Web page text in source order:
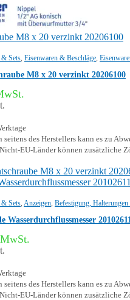
& Sets Eisenwaren & Beschläge
M8 x 20 verzinkt 20206100
seitens des Herstellers kann es zu
EU-Länder können zusätzliche
Sets, Anzeigen, Befestigung,
Wasserdurchflussmesser
seitens des Herstellers kann es zu
EU-Länder können zusätzliche